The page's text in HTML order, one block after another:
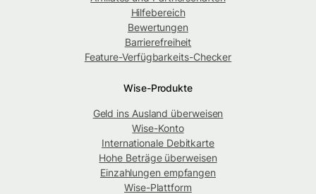
Hilfebereich
Bewertungen
Barrierefreiheit
Feature-Verfügbarkeits-Checker
Wise-Produkte
Geld ins Ausland überweisen
Wise-Konto
Internationale Debitkarte
Hohe Beträge überweisen
Einzahlungen empfangen
Wise-Plattform